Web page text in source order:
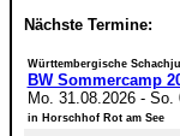
Nächste Termine:
Württembergische
BW Sommercamp
Mo. 31.08.2026- So.
in Horschhof Rot am See